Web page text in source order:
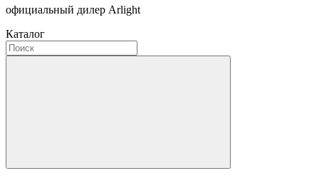
официальный дилер Arlight
Каталог